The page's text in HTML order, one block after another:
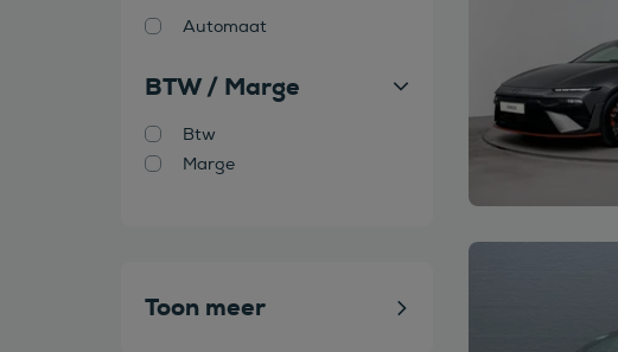
Automaat
BTW / Marge
Btw
Marge
Toon meer